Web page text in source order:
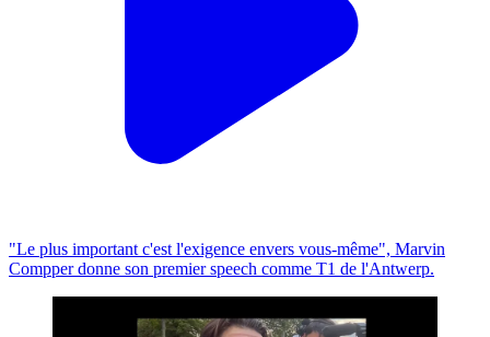
"Le plus important c'est l'exigence envers vous-même", Marvin
Compper donne son premier speech comme T1 de l'Antwerp.